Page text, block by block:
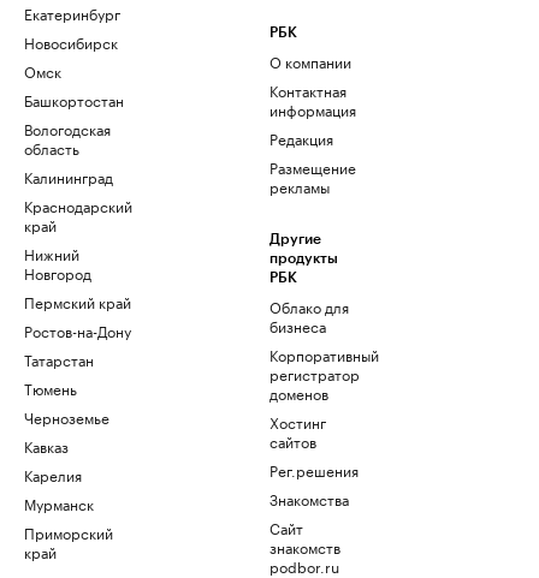
Екатеринбург
Новосибирск
Омск
Башкортостан
Вологодская
область
Калининград
Краснодарский
край
Нижний
Новгород
Пермский край
Ростов-на-Дону
Татарстан
Тюмень
Черноземье
Кавказ
Карелия
Мурманск
Приморский
край
РБК
О компании
Контактная
информация
Редакция
Размещение
рекламы
Другие
продукты
РБК
Облако для
бизнеса
Корпоративный
регистратор
доменов
Хостинг
сайтов
Рег.решения
Знакомства
Сайт
знакомств
podbor.ru